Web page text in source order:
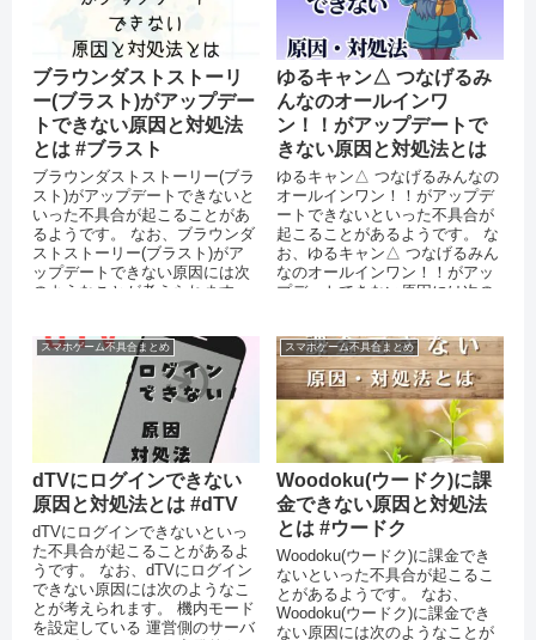
ブラウンダストストーリ
ー(ブラスト)がアップデー
トできない原因と対処法
とは #ブラスト
ブラウンダストストーリー(ブラ
スト)がアップデートできないと
いった不具合が起こることがあ
るようです。 なお、ブラウンダ
ストストーリー(ブラスト)がア
ップデートできない原因には次
のようなことが考えられます。
ゆるキャン△ つなげるみ
んなのオールインワ
ン！！がアップデートで
きない原因と対処法とは
ゆるキャン△ つなげるみんなの
オールインワン！！がアップデ
ートできないといった不具合が
起こることがあるようです。 な
お、ゆるキャン△ つなげるみん
なのオールインワン！！がアッ
プデートできない原因には次の
スマホゲーム不具合まとめ
dTVにログインできない
原因と対処法とは #dTV
dTVにログインできないといっ
た不具合が起こることがあるよ
うです。 なお、dTVにログイン
できない原因には次のようなこ
とが考えられます。 機内モード
を設定している 運営側のサーバ
スマホゲーム不具合まとめ
Woodoku(ウードク)に課
金できない原因と対処法
とは #ウードク
Woodoku(ウードク)に課金でき
ないといった不具合が起こるこ
とがあるようです。 なお、
Woodoku(ウードク)に課金でき
ない原因には次のようなことが